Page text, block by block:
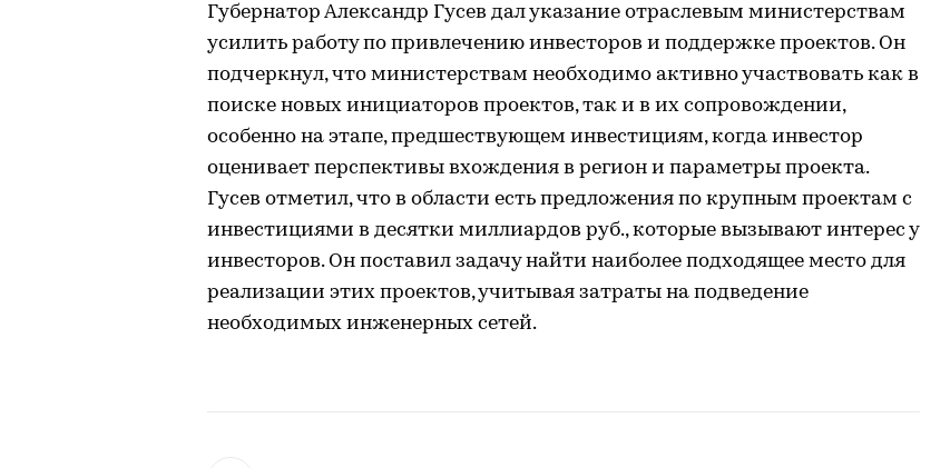
Губернатор Александр Гусев дал указание отраслевым министерствам
усилить работу по привлечению инвесторов и поддержке проектов. Он
подчеркнул, что министерствам необходимо активно участвовать как в
поиске новых инициаторов проектов, так и в их сопровождении,
особенно на этапе, предшествующем инвестициям, когда инвестор
оценивает перспективы вхождения в регион и параметры проекта.
Гусев отметил, что в области есть предложения по крупным проектам с
инвестициями в десятки миллиардов руб., которые вызывают интерес у
инвесторов. Он поставил задачу найти наиболее подходящее место для
реализации этих проектов, учитывая затраты на подведение
необходимых инженерных сетей.